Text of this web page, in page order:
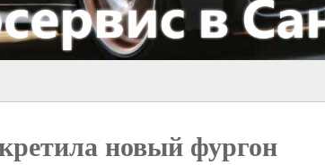
новый фургон